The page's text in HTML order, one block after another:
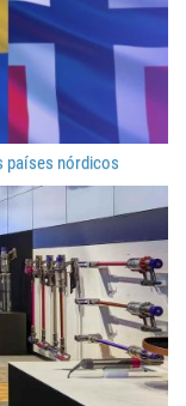
países nórdicos